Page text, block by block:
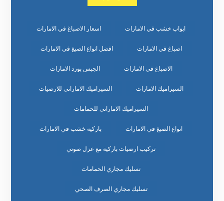
ابواب خشب في الامارات اسعار الاصباغ في الامارات
اصباغ في الامارات افضل انواع الصبغ في الامارات
الاصباغ في الامارات الجبس بورد الامارات
السيراميك الامارات السيراميك الاماراتي للارضيات
السيراميك الاماراتي للحمامات
انواع الصبغ في الامارات باركيه خشب في الامارات
تركيب ارضيات باركية مع عزل صوتي
تسليك مجاري الحمامات
تسليك مجاري الصرف الصحي